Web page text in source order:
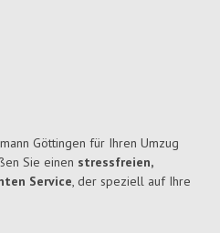
Göttingen für Ihren Umzug
Sie einen stressfreien,
Service, der speziell auf Ihre